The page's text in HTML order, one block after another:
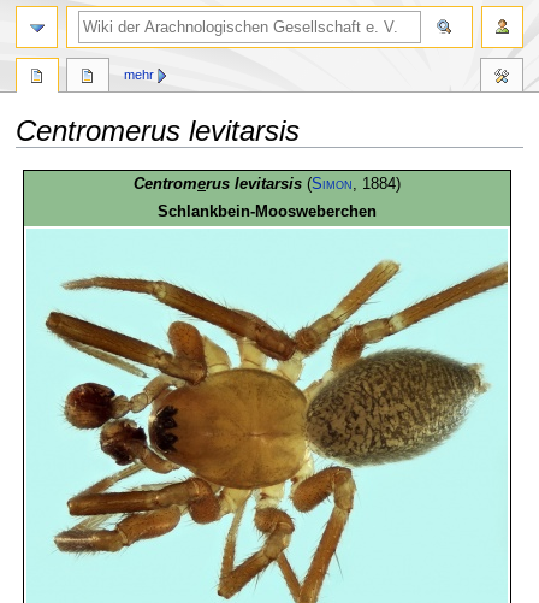
Centromerus levitarsis
springen
springen
Centromerus levitarsis (Simon , 1884)
Schlankbein-Moosweberchen
mehr